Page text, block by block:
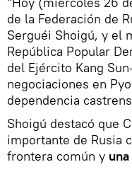
de la Federación de
Serguéi Shoigú, y el
República Popular
del Ejército Kang
negociaciones en
dependencia
Shoigú destacó que
importante de Rusia
frontera común y